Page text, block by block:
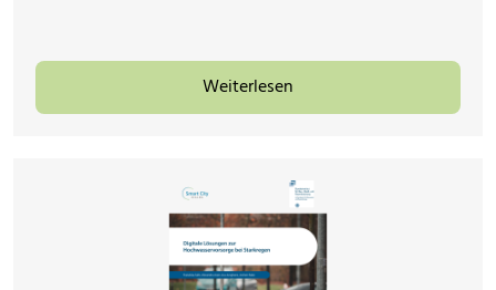
Weiterlesen